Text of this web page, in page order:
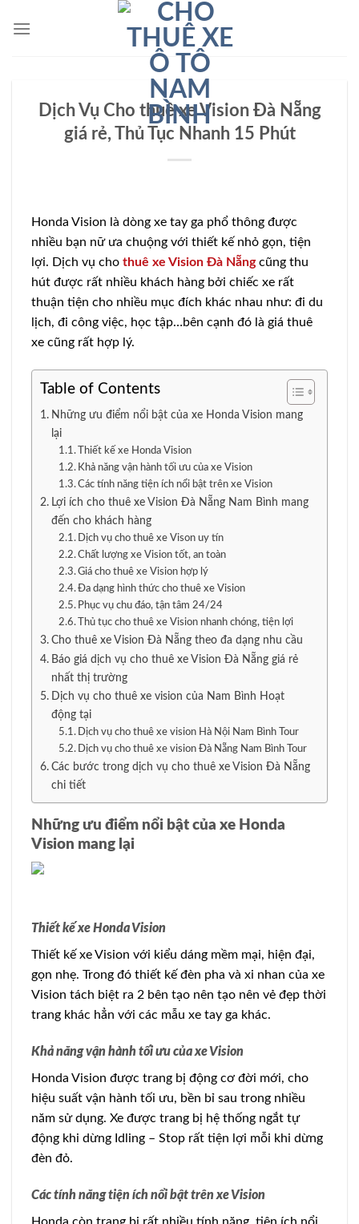
qua
Dịch Vụ Cho thuê xe Vision Đà Nẵng
giá rẻ, Thủ Tục Nhanh 15 Phút
Honda Vision là dòng xe tay ga phổ thông được
nhiều bạn nữ ưa chuộng với thiết kế nhỏ gọn, tiện
lợi. Dịch vụ cho thuê xe Vision Đà Nẵngcũng thu
hút được rất nhiều khách hàng bởi chiếc xe rất
thuận tiện cho nhiều mục đích khác nhau như: đi du
lịch, đi công việc, học tập…bên cạnh đó là giá thuê
xe cũng rất hợp lý.
Table of Contents
Những ưu điểm nổi bật của xe Honda Vision mang
lại
Thiết kế xe Honda Vision
Khả năng vận hành tối ưu của xe Vision
Các tính năng tiện ích nổi bật trên xe Vision
Lợi ích cho thuê xe Vision Đà Nẵng Nam Bình mang
đến cho khách hàng
Dịch vụ cho thuê xe Vison uy tín
Chất lượng xe Vision tốt, an toàn
Giá cho thuê xe Vision hợp lý
Đa dạng hình thức cho thuê xe Vision
Phục vụ chu đáo, tận tâm 24/24
Thủ tục cho thuê xe Vision nhanh chóng, tiện lợi
Cho thuê xe Vision Đà Nẵng theo đa dạng nhu cầu
Báo giá dịch vụ cho thuê xe Vision Đà Nẵng giá rẻ
nhất thị trường
Dịch vụ cho thuê xe vision của Nam Bình Hoạt
động tại
Dịch vụ cho thuê xe vision Hà Nội Nam Bình Tour
Dịch vụ cho thuê xe vision Đà Nẵng Nam Bình Tour
Các bước trong dịch vụ cho thuê xe Vision Đà Nẵng
chi tiết
Những ưu điểm nổi bật của xe Honda
Vision mang lại
Thiết kế xe Honda Vision
Thiết kế xe Vision với kiểu dáng mềm mại, hiện đại,
gọn nhẹ. Trong đó thiết kế đèn pha và xi nhan của xe
Vision tách biệt ra 2 bên tạo nên tạo nên vẻ đẹp thời
trang khác hẳn với các mẫu xe tay ga khác.
Khả năng vận hành tối ưu của xe Vision
Honda Vision được trang bị động cơ đời mới, cho
hiệu suất vận hành tối ưu, bền bỉ sau trong nhiều
năm sử dụng. Xe được trang bị hệ thống ngắt tự
động khi dừng Idling – Stop rất tiện lợi mỗi khi dừng
đèn đỏ.
Các tính năng tiện ích nổi bật trên xe Vision
Honda còn trang bị rất nhiều tính năng, tiện ích nổi